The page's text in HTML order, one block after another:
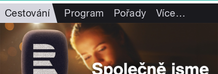
Cestování Program Pořady Více…